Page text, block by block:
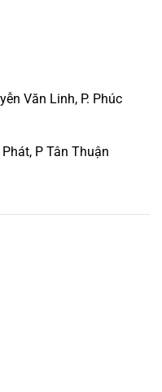
Văn Linh, P. Phúc
P Tân Thuận